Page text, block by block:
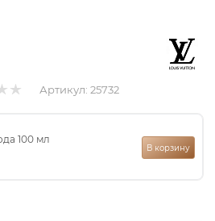
Артикул: 25732
100 мл
В корзину